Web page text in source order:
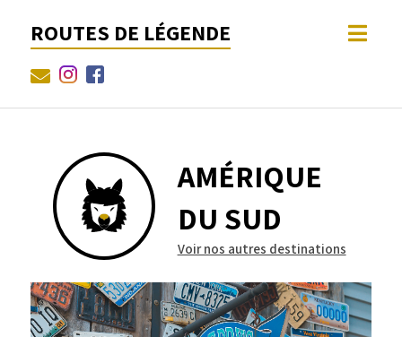
ROUTES DE LÉGENDE
AMÉRIQUE
DU SUD
Voir nos autres destinations